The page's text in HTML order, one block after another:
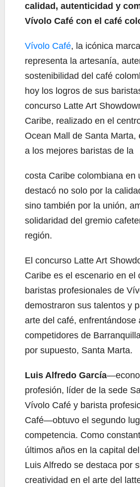
calidad, autenticidad y
Vívolo Café con el café
Vívolo Café, la icónica
representa la artesanía,
sostenibilidad del café
hoy los logros de sus
concurso Latte Art
Caribe, realizado en el
Ocean Mall de Santa Marta,
a los mejores baristas de la
costa Caribe colombiana en
destacó no solo por la
sino también por la unión,
solidaridad del gremio
región.
El concurso Latte Art
Caribe es el escenario en el
baristas profesionales de
demostraron sus talentos y
arte del café, enfrentándose
competidores de
por supuesto, Santa Marta.
Luis Alfredo García
profesión, líder de la sede
Vívolo Café y barista
Café—obtuvo el segundo
competencia. Como
últimos años en la capital
Luis Alfredo se destaca por
creatividad en el arte del